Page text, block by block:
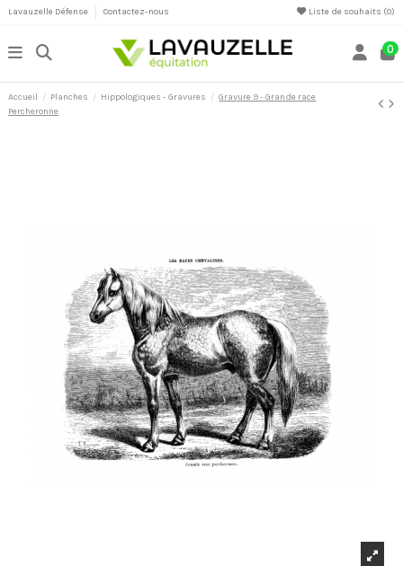
Lavauzelle Défense Contactez-nous Liste de souhaits (0)
0
Accueil Planches Hippologiques - Gravures
Gravure 9 - Grande race
Percheronne